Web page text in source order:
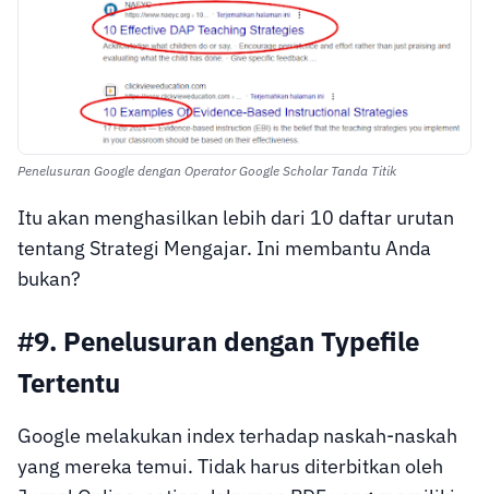
Penelusuran Google dengan Operator Google Scholar Tanda Titik
Itu akan menghasilkan lebih dari 10 daftar urutan
tentang Strategi Mengajar. Ini membantu Anda
bukan?
#9. Penelusuran dengan Typefile
Tertentu
Google melakukan index terhadap naskah-naskah
yang mereka temui. Tidak harus diterbitkan oleh